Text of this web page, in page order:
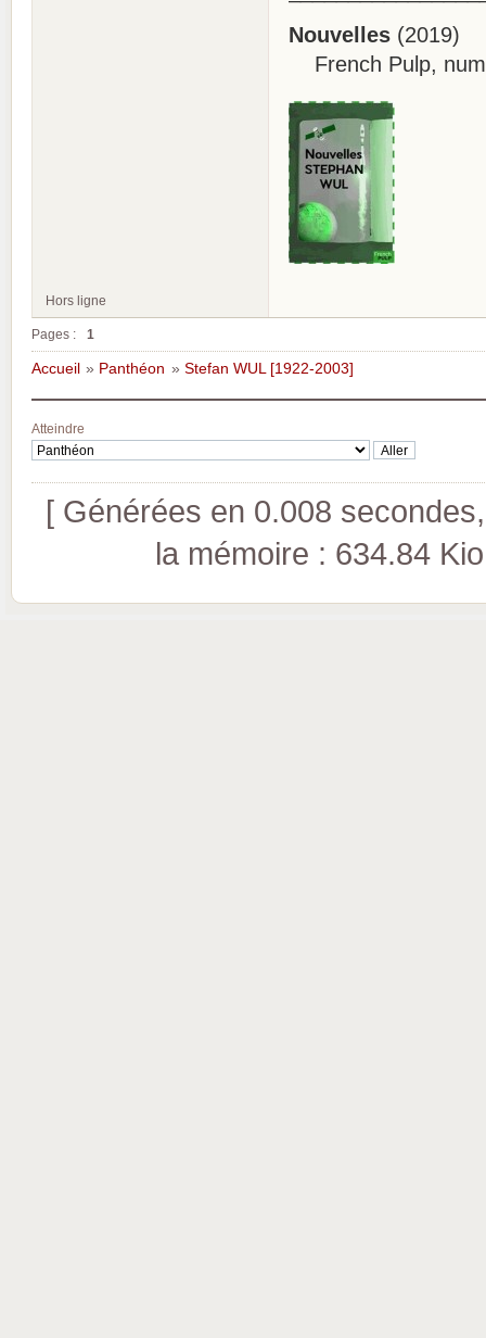
Nouvelles (2019)
French Pulp,
Hors ligne
Pages : 1
Accueil » Panthéon » Stefan WUL [1922-2003]
Atteindre
[ Générées en 0.008
la mémoire : 634.84